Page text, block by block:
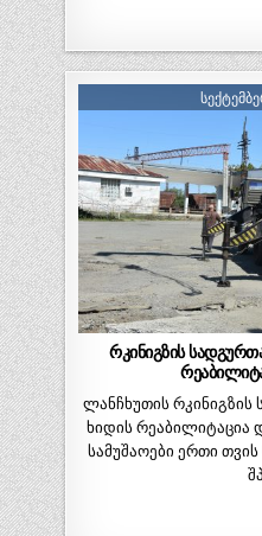
რკინიგზის
ლანჩხუთის
ხიდის რეაბილიტაცია
სამუშაოები ერთი